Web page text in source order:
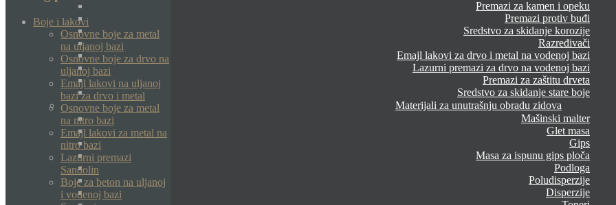
Premazi za kamen i opeku
Premazi protiv buđi
Sredstvo za skidanje korozije
Razređivači
Emajl lakovi za drvo i metal na vodenoj bazi
Lazurni premazi za drvo na vodenoj bazi
Premazi za zaštitu drveta
Sredstvo za skidanje stare boje
Materijali za unutrašnju obradu zidova
Mašinski malter
Glet masa
Gips
Masa za ispunu gips ploča
Podloga
Poludisperzije
Disperzije
Boje i lakovi
Osnovne boje za metal
na uljanoj bazi
Osnovne boje za drvo na
uljanoj bazi
Emajl lakovi na uljanoj
bazi za drvo i metal
Osnovne boje za metal
na nitro bazi
Emajl lakovi za metal na
nitro bazi
Lazurni premazi
Sandolin
Boje za beton na uljanoj
i vodenoj bazi